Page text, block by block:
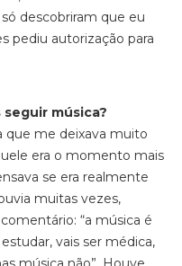
descobriram que eu
pediu autorização para
música?
que me deixava muito
era o momento mais
se era realmente
muitas vezes,
“a música é
vais ser médica,